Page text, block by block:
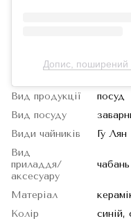
Допис, поширений
Вид продукції
посуд
Вид посуду
Види чайників
Гу
Вид
приладдя/
аксесуару
Матеріал
Колір
синій,